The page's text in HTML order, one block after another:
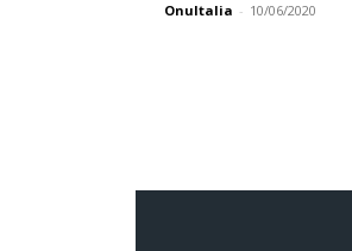
OnuItalia - 10/06/2020